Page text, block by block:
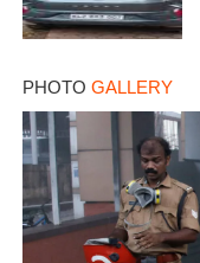
PHOTO GALLERY